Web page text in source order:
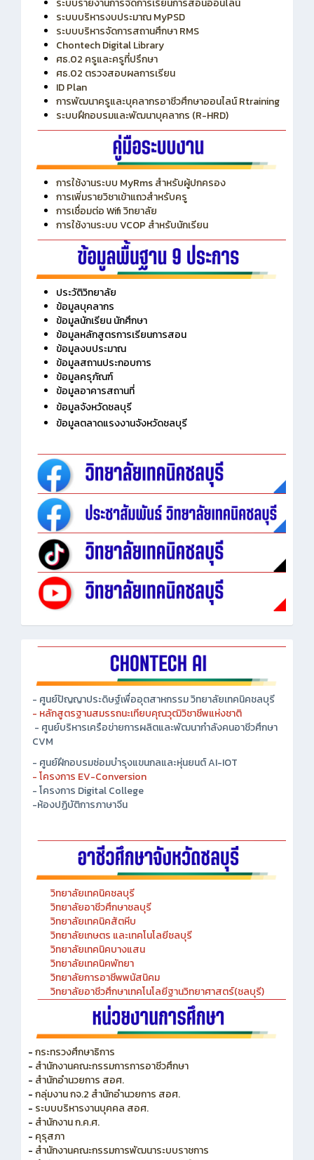
ระบบติดตามผู้สำเร็จการศึกษา
ระบบรายงานการจัดการเรียนการสอนออนไลน์
ระบบบริหารงบประมาณ MyPSD
ระบบบริหารจัดการสถานศึกษา RMS
Chontech Digital Library
ศธ.02 ครูและครูที่ปรึกษา
ศธ.02 ตรวจสอบผลการเรียน
ID Plan
การพัฒนาครูและบุคลากรอาชีวศึกษาออนไลน์ Rtraining
ระบบฝึกอบรมและพัฒนาบุคลากร (R-HRD)
การใช้งานระบบ MyRms สำหรับผู้ปกครอง
การเพิ่มรายวิชาเข้าแถวสำหรับครู
การเชื่อมต่อ Wifi วิทยาลัย
การใช้งานระบบ VCOP สำหรับนักเรียน
ประวัติวิทยาลัย
ข้อมูลบุคลากร
ข้อมูลนักเรียน นักศึกษา
ข้อมูลหลักสูตรการเรียนการสอน
ข้อมูลงบประมาณ
ข้อมูลสถานประกอบการ
ข้อมูลครุภัณฑ์
ข้อมูลอาคารสถานที่
ข้อมูลจังหวัดชลบุรี
- ศูนย์ปัญญาประดิษฐ์เพื่ออุตสาหกรรม วิทยาลัยเทคนิคชลบุรี
- หลักสูตรฐานสมรรถนะเทียบคุณวุฒิวิชาชีพแห่งชาติ
- ศูนย์บริหารเครือข่ายการผลิตและพัฒนากำลังคนอาชีวศึกษา
CVM
- ศูนย์ฝึกอบรมซ่อมบำรุงแขนกลและหุ่นยนต์ AI-IOT
- โครงการ EV-Conversion
- โครงการ Digital College
วิทยาลัยเทคนิคชลบุรี
วิทยาลัยอาชีวศึกษาชลบุรี
วิทยาลัยเทคนิคสัตหีบ
วิทยาลัยเกษตร และเทคโนโลยีชลบุรี
วิทยาลัยเทคนิคบางแสน
วิทยาลัยเทคนิคพัทยา
วิทยาลัยการอาชีพพนัสนิคม
วิทยาลัยอาชีวศึกษาเทคโนโลยีฐานวิทยาศาสตร์(ชลบุรี)
- กระทรวงศึกษาธิการ
- สำนักงานคณะกรรมการการอาชีวศึกษา
- สำนักอำนวยการ สอศ.
- กลุ่มงาน กจ.2 สำนักอำนวยการ สอศ.
- ระบบบริหารงานบุคคล สอศ.
- สำนักงาน ก.ค.ศ.
- คุรุสภา